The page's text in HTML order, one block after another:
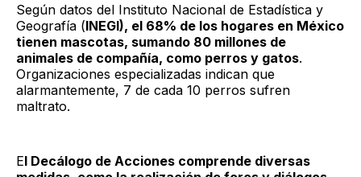
Según datos del Instituto Nacional de Estadística y
Geografía (INEGI), el 68% de los hogares en México
tienen mascotas, sumando 80 millones de
animales de compañía, como perros y gatos.
Organizaciones especializadas indican que
alarmantemente, 7 de cada 10 perros sufren
maltrato.
El Decálogo de Acciones comprende diversas